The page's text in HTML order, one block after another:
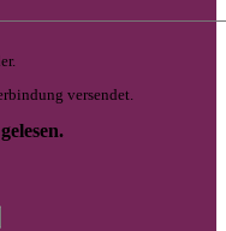
versendet.
gelesen.